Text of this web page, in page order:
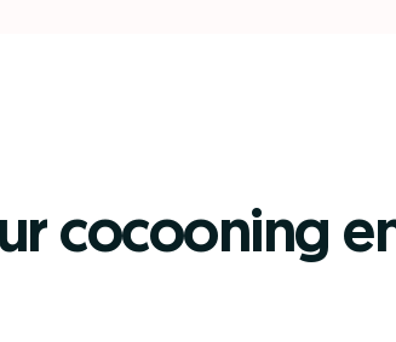
cocooning